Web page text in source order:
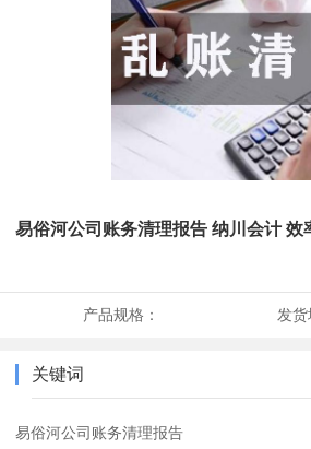
易俗河公司账务清理报告 纳川会计 效
产品规格： 发货
关键词
易俗河公司账务清理报告